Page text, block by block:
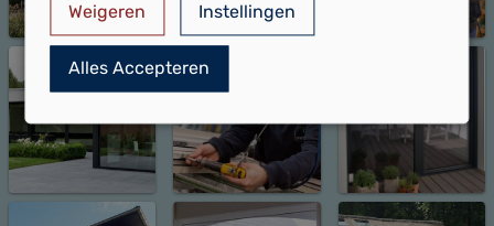
Weigeren Instellingen
Alles Accepteren